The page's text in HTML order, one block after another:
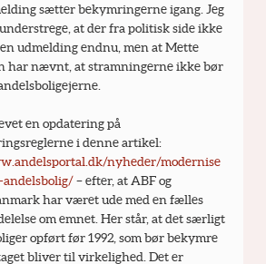
sætter bekymringerne igang. Jeg
at der fra politisk side ikke
udmelding endnu, men at Mette
har nævnt, at stramningerne ikke bør
en opdatering på
moderniseringsreglerne i denne artikel:
nyheder/modernise
– efter, at ABF og
har været ude med en fælles
om emnet. Her står, at det særligt
opført før 1992, som bør bekymre
bliver til virkelighed. Det er